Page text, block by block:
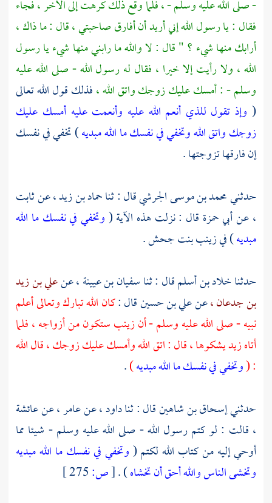
- صلى الله عليه وسلم - ، فلما وقع ذلك كرهت إلى الآخر ، فجاء
فقال : يا رسول الله إني أريد أن أفارق صاحبتي ، قال : ما ذاك ،
أرابك منها شيء ؟ " قال : لا والله ما رابني منها شيء يا رسول
الله ، ولا رأيت إلا خيرا ، فقال له رسول الله - صلى الله عليه
وسلم - : أمسك عليك زوجك واتق الله ،فذلك قول الله تعالى
( وإذ تقول للذي أنعم الله عليه وأنعمت عليه أمسك عليك
زوجك واتق الله وتخفي في نفسك ما الله مبديه) تخفي في نفسك
إن فارقها تزوجتها .
حدثنيمحمد بن موسى الجرشيقال : ثناحماد بن زيد ،عنثابت
،عنأبي حمزة قال : نزلت هذه الآية (وتخفي في نفسك ما الله
مبديه) فيزينب بنت جحش .
حدثناخلاد بن أسلمقال : ثناسفيان بن عيينة ،عنعلي بن زيد
بن جدعان ،عنعلي بن حسينقال :كان الله تبارك وتعالى أعلم
نبيه - صلى الله عليه وسلم - أنزينبستكون من أزواجه ، فلما
أتاهزيديشكوها ، قال : اتق الله وأمسك عليك زوجك ، قال الله
: (وتخفي في نفسك ما الله مبديه)
.
حدثنيإسحاق بن شاهينقال : ثناداود ،عنعامر ،عنعائشة
، قالت : لو كتم رسول الله - صلى الله عليه وسلم - شيئا مما
أوحي إليه من كتاب الله لكتم (وتخفي في نفسك ما الله مبديه
وتخشى الناس والله أحق أن تخشاه) .
[ص: